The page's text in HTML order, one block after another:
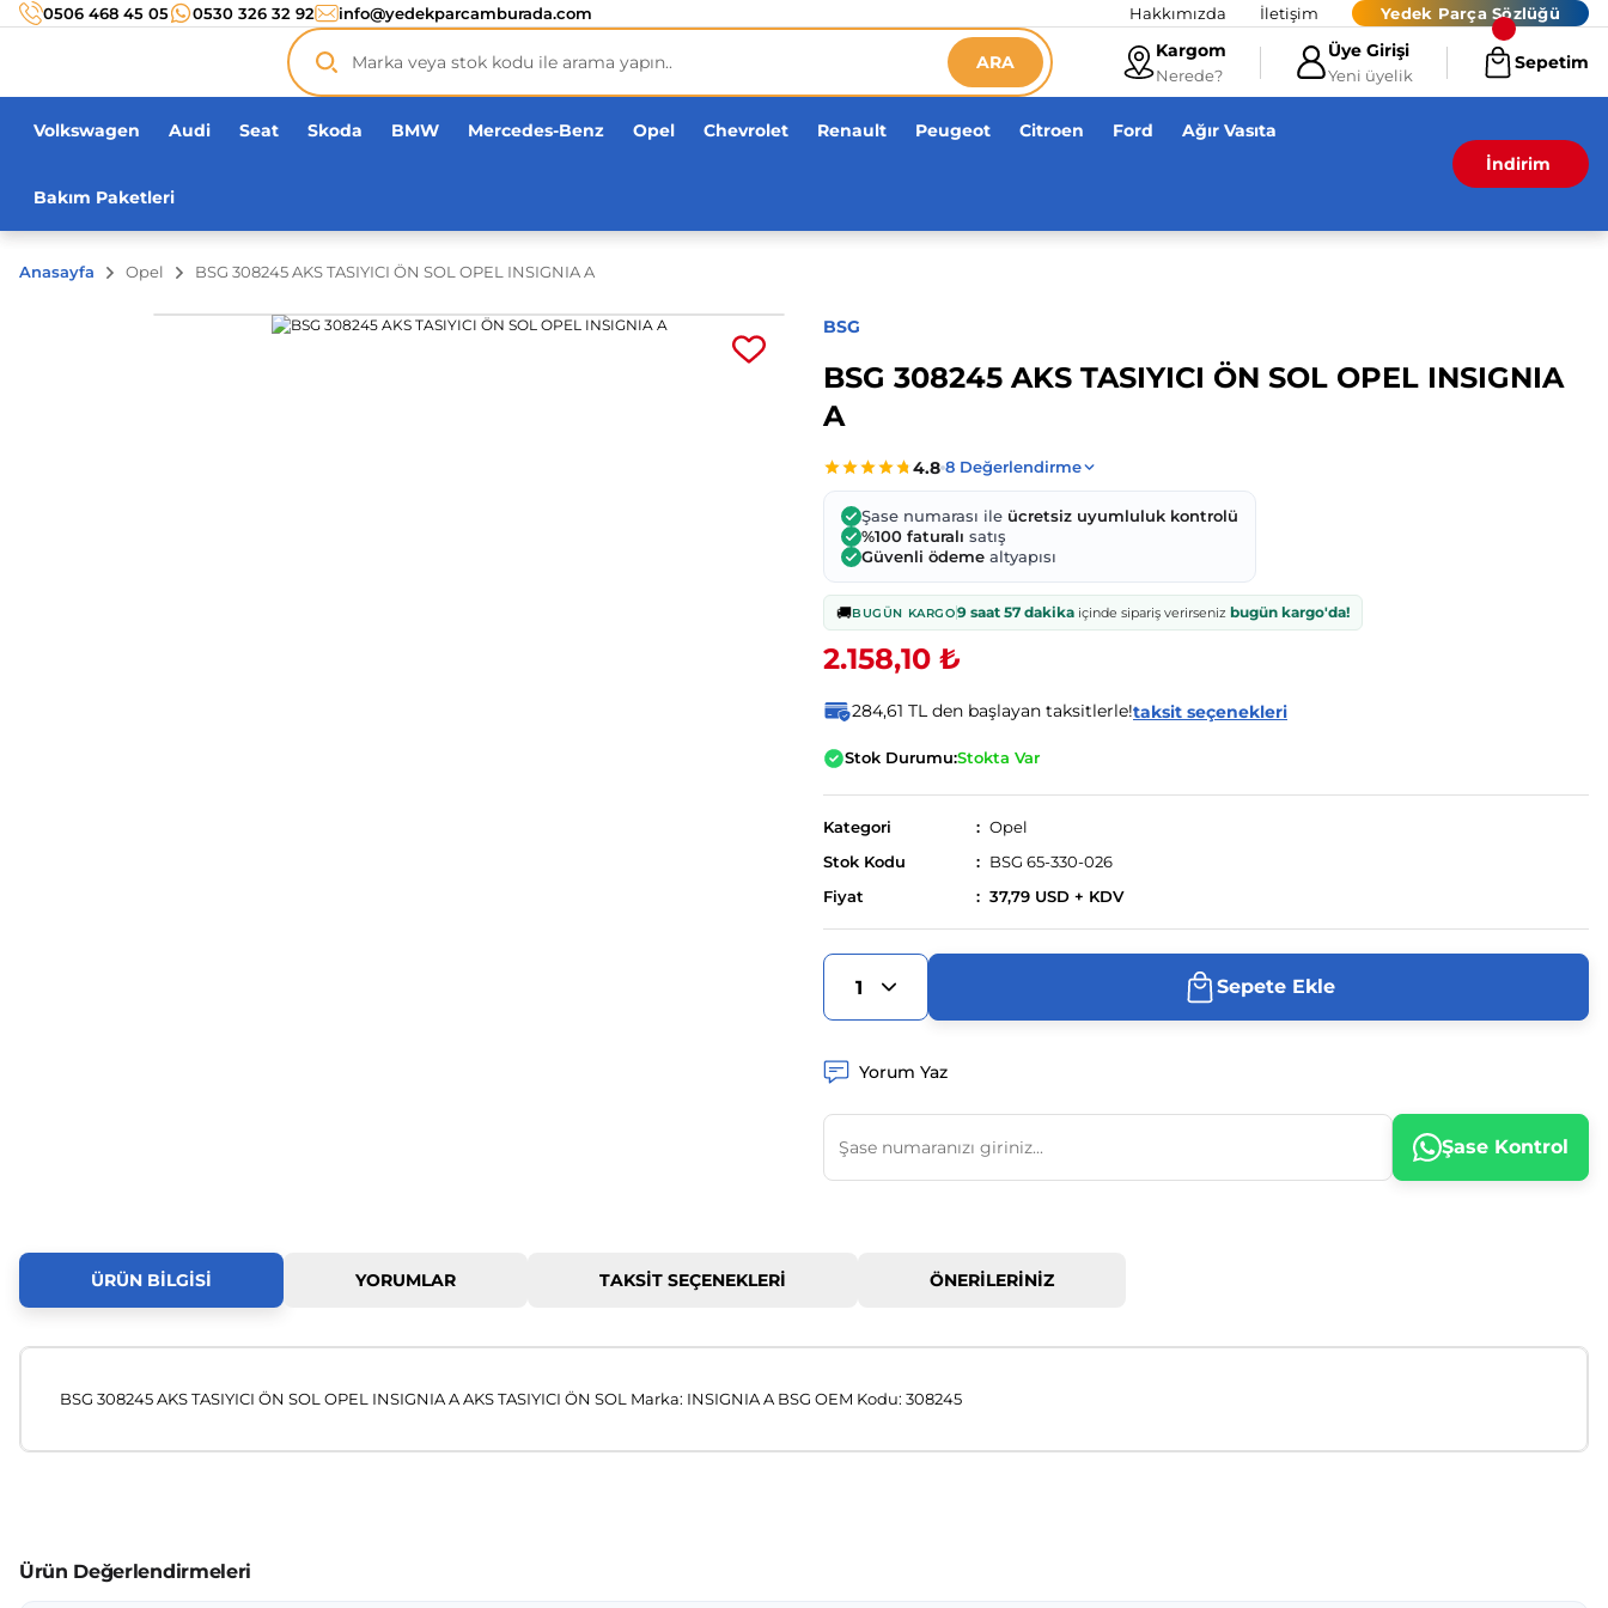
Türkiye’nin her noktasına 3000 TL ve üzerikargo ücretsiz!
Orijinal ürün
Üç yüz yirmi bin ürünadeti!
0506 468 45 05 0530 326 32 92 info@yedekparcamburada.com Hakkımızda İletişim Yedek Parça Sözlüğü
ARA
Kargom
Nerede?
Üye Girişi
Yeni üyelik
Sepetim
Volkswagen Audi Seat Skoda BMW Mercedes-Benz Opel Chevrolet Renault Peugeot Citroen Ford Ağır Vasıta
Bakım Paketleri
İndirim
Anasayfa Opel BSG 308245 AKS TASIYICI ÖN SOL OPEL INSIGNIA A
BSG
BSG 308245 AKS TASIYICI ÖN SOL OPEL INSIGNIA
A
Şase numarası ile ücretsiz uyumluluk kontrolü
%100 faturalı satış
Güvenli ödeme altyapısı
🚚BUGÜN KARGO9 saat 57 dakikaiçinde sipariş verirseniz bugün kargo'da!
2.158,10 ₺
284,61 TL den başlayan taksitlerle!taksit seçenekleri
Stok Durumu:Stokta Var
Kategori
Opel
Stok Kodu
BSG 65-330-026
Fiyat
37,79 USD + KDV
Sepete Ekle
Yorum Yaz
Şase Kontrol
ÜRÜN BILGISI YORUMLAR TAKSIT SEÇENEKLERI ÖNERILERINIZ
BSG 308245 AKS TASIYICI ÖN SOL OPEL INSIGNIA A AKS TASIYICI ÖN SOL Marka: INSIGNIA A BSG OEM Kodu: 308245